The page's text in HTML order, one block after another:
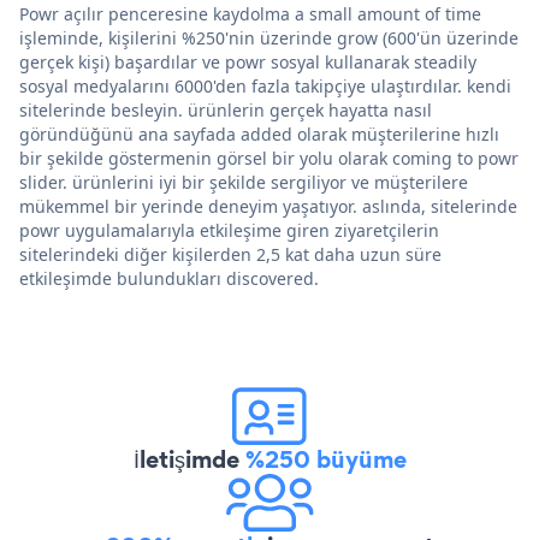
Powr açılır penceresine kaydolma a small amount of time
işleminde, kişilerini %250'nin üzerinde grow (600'ün üzerinde
gerçek kişi) başardılar ve powr sosyal kullanarak steadily
sosyal medyalarını 6000'den fazla takipçiye ulaştırdılar. kendi
sitelerinde besleyin. ürünlerin gerçek hayatta nasıl
göründüğünü ana sayfada added olarak müşterilerine hızlı
bir şekilde göstermenin görsel bir yolu olarak coming to powr
slider. ürünlerini iyi bir şekilde sergiliyor ve müşterilere
mükemmel bir yerinde deneyim yaşatıyor. aslında, sitelerinde
powr uygulamalarıyla etkileşime giren ziyaretçilerin
sitelerindeki diğer kişilerden 2,5 kat daha uzun süre
etkileşimde bulundukları discovered.
İletişimde%250 büyüme